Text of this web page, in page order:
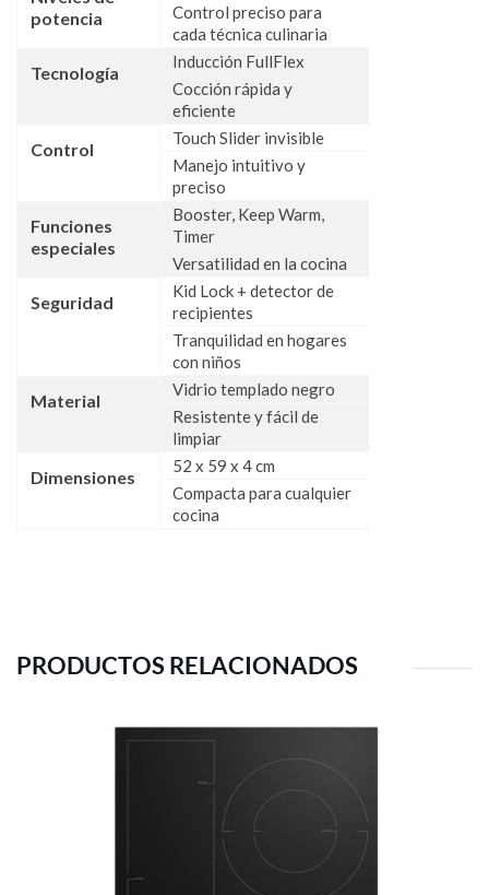
potencia
Control preciso para
cada técnica culinaria
Tecnología
Inducción FullFlex
Cocción rápida y
eficiente
Control
Touch Slider invisible
Manejo intuitivo y
preciso
Funciones
especiales
Booster, Keep Warm,
Timer
Versatilidad en la cocina
Seguridad
Kid Lock + detector de
recipientes
Tranquilidad en hogares
con niños
Material
Vidrio templado negro
Resistente y fácil de
limpiar
Dimensiones
52 x 59 x 4 cm
Compacta para cualquier
cocina
PRODUCTOS RELACIONADOS